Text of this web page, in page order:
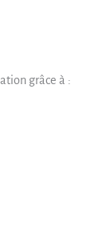
grâce à :